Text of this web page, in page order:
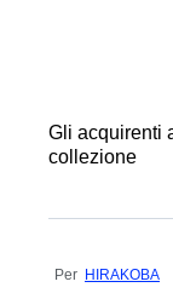
Gli acquirenti
collezione
Per HIRAKOBA